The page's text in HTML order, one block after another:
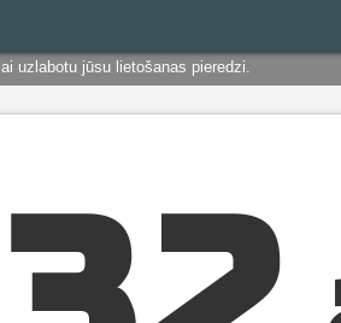
lai uzlabotu jūsu lietošanas pieredzi.